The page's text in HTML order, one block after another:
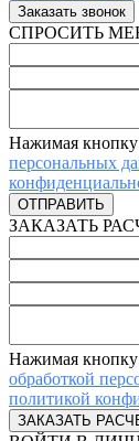
СПРОСИТЬ
Нажимая
персональных
ЗАКАЗАТЬ
Нажимая кнопку
обработкой
политикой